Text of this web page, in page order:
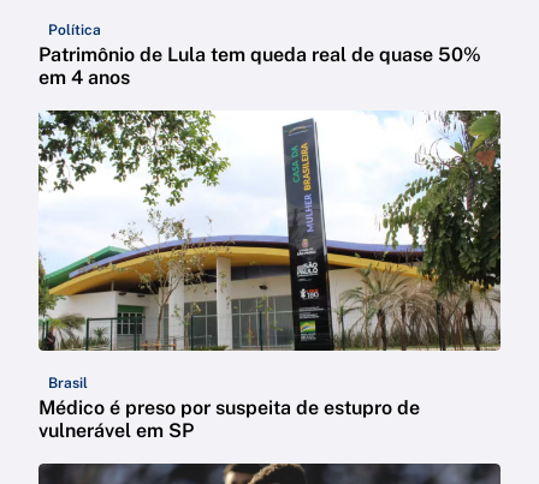
Política
Patrimônio de Lula tem queda real de quase 50%
em 4 anos
Brasil
Médico é preso por suspeita de estupro de
vulnerável em SP